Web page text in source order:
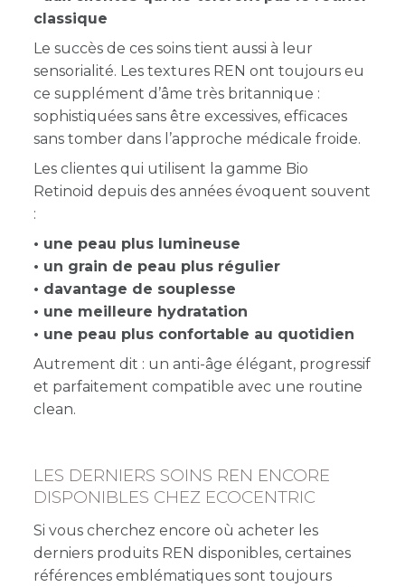
classique
Le succès de ces soins tient aussi à leur
sensorialité. Les textures REN ont toujours eu
ce supplément d’âme très britannique :
sophistiquées sans être excessives, efficaces
sans tomber dans l’approche médicale froide.
Les clientes qui utilisent la gamme Bio
Retinoid depuis des années évoquent souvent
:
• une peau plus lumineuse
• un grain de peau plus régulier
• davantage de souplesse
• une meilleure hydratation
• une peau plus confortable au quotidien
Autrement dit : un anti-âge élégant, progressif
et parfaitement compatible avec une routine
clean.
LES DERNIERS SOINS REN ENCORE
DISPONIBLES CHEZ ECOCENTRIC
Si vous cherchez encore où acheter les
derniers produits REN disponibles, certaines
références emblématiques sont toujours